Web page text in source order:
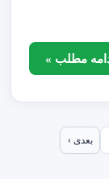
مطلب »
بعدی ›